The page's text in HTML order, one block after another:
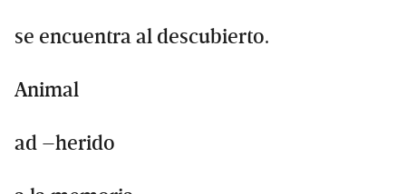
se encuentra al descubierto.
Animal
ad –herido